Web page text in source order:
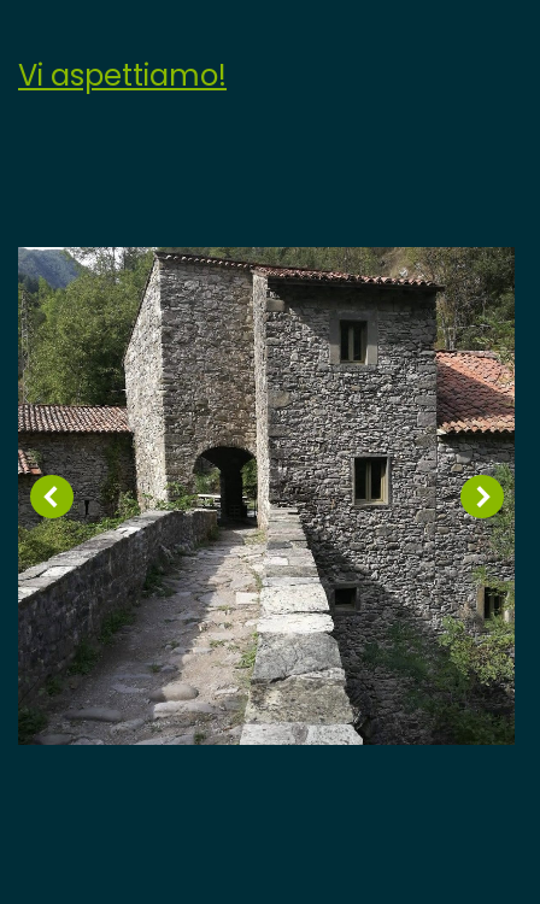
Vi aspettiamo!